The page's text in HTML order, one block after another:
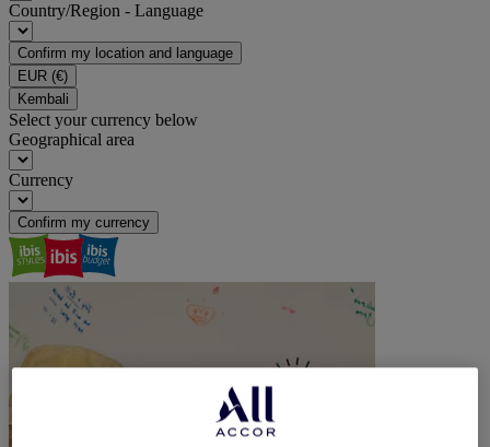
Country/Region - Language
Confirm my location and language
EUR (€)
Kembali
Select your currency below
Geographical area
Currency
Confirm my currency